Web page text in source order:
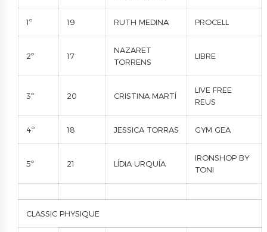
1º 19 RUTH MEDINA PROCELL
2º 17
NAZARET
TORRENS
LIBRE
3º 20 CRISTINA MARTÍ
LIVE FREE
REUS
4º 18 JESSICA TORRAS GYM GEA
5º 21 LÍDIA URQUÍA
IRONSHOP BY
TONI
CLASSIC PHYSIQUE